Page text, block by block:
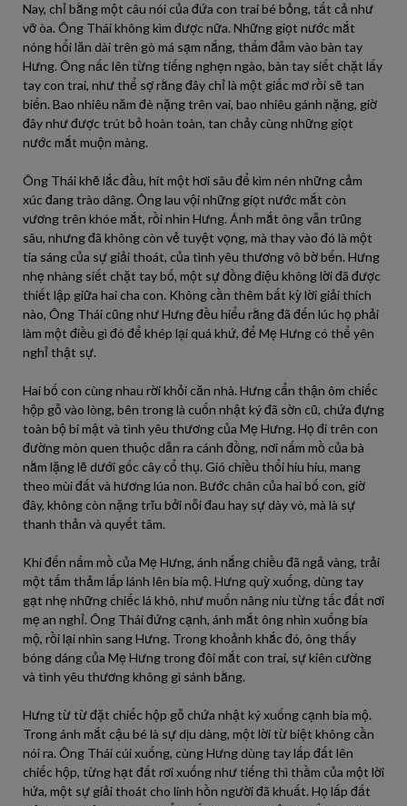
Nay, chỉ bằng một câu nói của đứa con trai bé bỏng, tất cả như
vỡ òa. Ông Thái không kìm được nữa. Những giọt nước mắt
nóng hổi lăn dài trên gò má sạm nắng, thấm đẫm vào bàn tay
Hưng. Ông nấc lên từng tiếng nghẹn ngào, bàn tay siết chặt lấy
tay con trai, như thể sợ rằng đây chỉ là một giấc mơ rồi sẽ tan
biến. Bao nhiêu năm đè nặng trên vai, bao nhiêu gánh nặng, giờ
đây như được trút bỏ hoàn toàn, tan chảy cùng những giọt
nước mắt muộn màng.
Ông Thái khẽ lắc đầu, hít một hơi sâu để kìm nén những cảm
xúc đang trào dâng. Ông lau vội những giọt nước mắt còn
vương trên khóe mắt, rồi nhìn Hưng. Ánh mắt ông vẫn trũng
sâu, nhưng đã không còn vẻ tuyệt vọng, mà thay vào đó là một
tia sáng của sự giải thoát, của tình yêu thương vô bờ bến. Hưng
nhẹ nhàng siết chặt tay bố, một sự đồng điệu không lời đã được
thiết lập giữa hai cha con. Không cần thêm bất kỳ lời giải thích
nào, Ông Thái cũng như Hưng đều hiểu rằng đã đến lúc họ phải
làm một điều gì đó để khép lại quá khứ, để Mẹ Hưng có thể yên
nghỉ thật sự.
Hai bố con cùng nhau rời khỏi căn nhà. Hưng cẩn thận ôm chiếc
hộp gỗ vào lòng, bên trong là cuốn nhật ký đã sờn cũ, chứa đựng
toàn bộ bí mật và tình yêu thương của Mẹ Hưng. Họ đi trên con
đường mòn quen thuộc dẫn ra cánh đồng, nơi nấm mồ của bà
nằm lặng lẽ dưới gốc cây cổ thụ. Gió chiều thổi hiu hiu, mang
theo mùi đất và hương lúa non. Bước chân của hai bố con, giờ
đây, không còn nặng trĩu bởi nỗi đau hay sự dày vò, mà là sự
thanh thản và quyết tâm.
Khi đến nấm mồ của Mẹ Hưng, ánh nắng chiều đã ngả vàng, trải
một tấm thảm lấp lánh lên bia mộ. Hưng quỳ xuống, dùng tay
gạt nhẹ những chiếc lá khô, như muốn nâng niu từng tấc đất nơi
mẹ an nghỉ. Ông Thái đứng cạnh, ánh mắt ông nhìn xuống bia
mộ, rồi lại nhìn sang Hưng. Trong khoảnh khắc đó, ông thấy
bóng dáng của Mẹ Hưng trong đôi mắt con trai, sự kiên cường
và tình yêu thương không gì sánh bằng.
Hưng từ từ đặt chiếc hộp gỗ chứa nhật ký xuống cạnh bia mộ.
Trong ánh mắt cậu bé là sự dịu dàng, một lời từ biệt không cần
nói ra. Ông Thái cúi xuống, cùng Hưng dùng tay lấp đất lên
chiếc hộp, từng hạt đất rơi xuống như tiếng thì thầm của một lời
hứa, một sự giải thoát cho linh hồn người đã khuất. Họ lấp đất